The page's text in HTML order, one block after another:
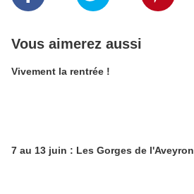
Vous aimerez aussi
Vivement la rentrée !
7 au 13 juin : Les Gorges de l'Aveyron